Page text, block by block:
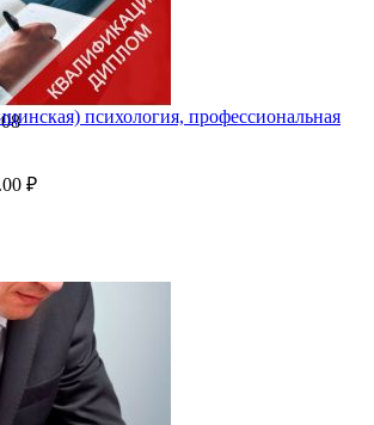
психология, профессиональная
₽